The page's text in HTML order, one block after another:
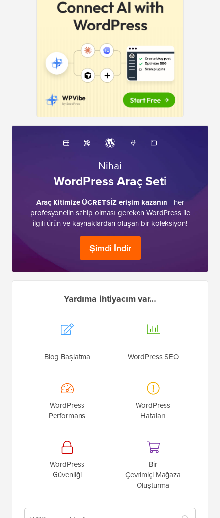
Nihai
WordPress Araç Seti
Araç Kitimize ÜCRETSİZ erişim kazanın - her
profesyonelin sahip olması gereken WordPress ile
ilgili ürün ve kaynaklardan oluşan bir koleksiyon!
Şimdi İndir
Yardıma ihtiyacım var…
Blog Başlatma WordPress SEO
WordPress
Performans
WordPress
Hataları
WordPress
Güvenliği
Bir
Çevrimiçi Mağaza
Oluşturma